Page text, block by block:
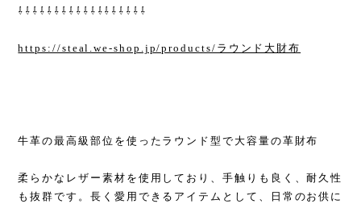
⇩⇩⇩⇩⇩⇩⇩⇩⇩⇩⇩⇩⇩⇩⇩⇩⇩⇩
https://steal.we-shop.jp/products/ラウンド大財布
牛革の最高級部位を使ったラウンド型で大容量の革財布
柔らかなレザー素材を使用しており、手触りも良く、耐久性
も抜群です。長く愛用できるアイテムとして、日常のお供に